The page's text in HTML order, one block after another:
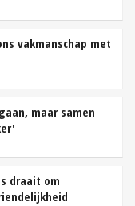
vakmanschap met
maar samen
draait om